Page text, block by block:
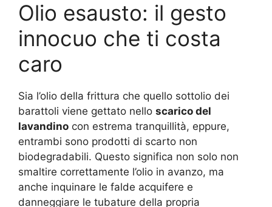
Olio esausto: il gesto
innocuo che ti costa
caro
Sia l’olio della frittura che quello sottolio dei
barattoli viene gettato nello scarico del
lavandino con estrema tranquillità, eppure,
entrambi sono prodotti di scarto non
biodegradabili. Questo significa non solo non
smaltire correttamente l’olio in avanzo, ma
anche inquinare le falde acquifere e
danneggiare le tubature della propria